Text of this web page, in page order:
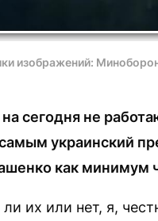
изображений:
сегодня не
украинский
как минимум
их или нет, я,